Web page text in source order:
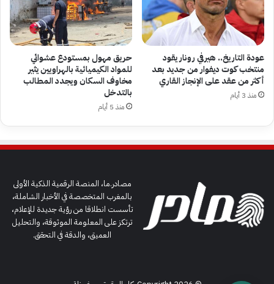
عودة التاريخ.. هيرفي رونار يقود
منتخب كوت ديفوار من جديد بعد
أكثر من عقد على الإنجاز القاري
منذ 3 أيام
حريق مهول بمستودع عشوائي
للمواد الكيميائية بالهراويين يثير
مخاوف السكان ويجدد المطالب
بالتدخل
منذ 5 أيام
مصادر.ما، المنصة الرقمية الذكية الأولى
بالمغرب المتخصصة في الأخبار الشاملة،
تأسست انطلاقا من رؤية جديدة للإعلام،
ترتكز على المعلومة الموثوقة، والتحليل
العميق، والدقة في التحقق.